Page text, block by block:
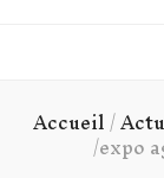
Accueil/
/expo